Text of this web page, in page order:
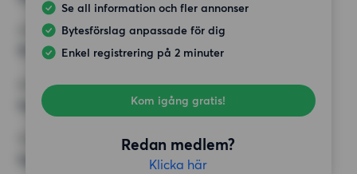
Se all information och fler annonser
Bytesförslag anpassade för dig
Enkel registrering på 2 minuter
Kom igång gratis!
Redan medlem?
Klicka här
HÖGSTA HYRA
10 000 kr
Inga speciella krav
ÖVRIGA PREFERENSER
Inga speciella preferenser